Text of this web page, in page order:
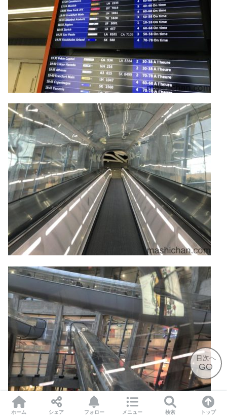
目次へ
GO
ホーム シェア フォロー メニュー 検索 トップ